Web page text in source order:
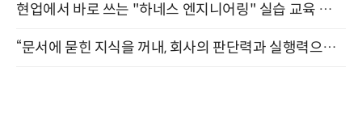
현업에서 바로 쓰는 "하네스 엔지니어링" 실습 교육 워크숍 8월 20일 개최
“문서에 묻힌 지식을 꺼내, 회사의 판단력과 실행력으로 바꾸다” (8/20)